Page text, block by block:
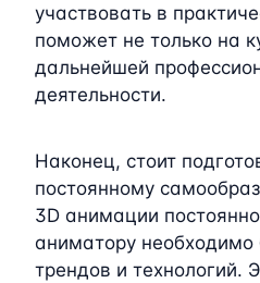
участвовать в
поможет не только на
дальнейшей
деятельности.
Наконец, стоит
постоянному
3D анимации
аниматору необходимо
трендов и технологий.